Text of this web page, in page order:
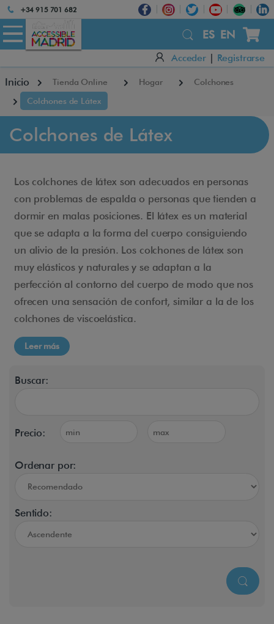
Atención:
Este
sitio
cuenta
un
sistema
accesibilidad.
+34 915 701 682
ES EN
Acceder Registrarse
Inicio Tienda Online Hogar
Colchones
Colchones de Látex
Colchones de Látex
Los colchones de látex son adecuados en personas
con problemas de espalda o personas que tienden a
dormir en malas posiciones. El látex es un material
que se adapta a la forma del cuerpo consiguiendo
un alivio de la presión. Los colchones de látex son
muy elásticos y naturales y se adaptan a la
perfección al contorno del cuerpo de modo que nos
ofrecen una sensación de confort, similar a la de los
colchones de viscoelástica.
Leer más
Buscar:
Precio:
Ordenar por:
Sentido: